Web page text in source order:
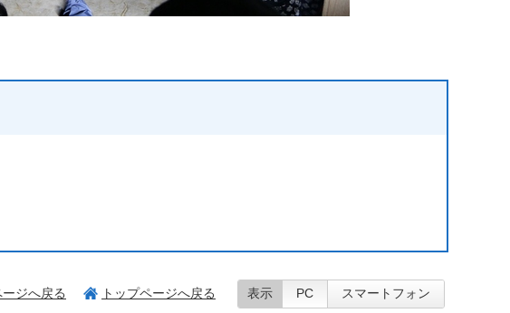
ジへ戻る トップページへ戻る 表示 PC スマートフォン